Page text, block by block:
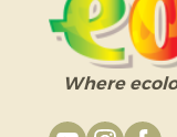
Where